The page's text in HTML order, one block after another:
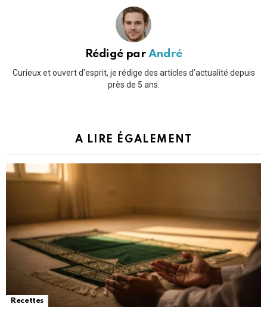
Rédigé par André
Curieux et ouvert d'esprit, je rédige des articles d'actualité depuis
près de 5 ans.
A LIRE ÉGALEMENT
Recettes